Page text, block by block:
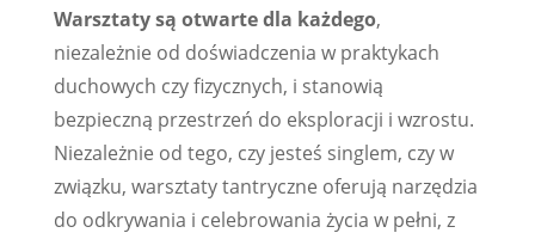
Warsztaty są otwarte dla każdego,
niezależnie od doświadczenia w praktykach
duchowych czy fizycznych, i stanowią
bezpieczną przestrzeń do eksploracji i wzrostu.
Niezależnie od tego, czy jesteś singlem, czy w
związku, warsztaty tantryczne oferują narzędzia
do odkrywania i celebrowania życia w pełni, z